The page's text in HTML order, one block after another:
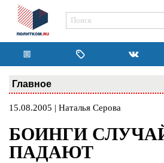
Главное
15.08.2005 | Наталья Серова
БОИНГИ
ПАДАЮТ